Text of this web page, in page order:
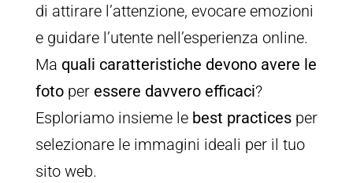
di attirare l’attenzione, evocare emozioni
e guidare l’utente nell’esperienza online.
Ma quali caratteristiche devono avere le
fotoperessere davvero efficaci?
Esploriamo insieme le best practicesper
selezionare le immagini ideali per il tuo
sito web.